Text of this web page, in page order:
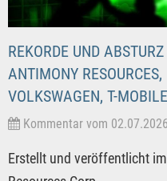
REKORDE UND
ANTIMONY
VOLKSWAGEN, T-
Kommentar vom
Erstellt und veröffentlicht